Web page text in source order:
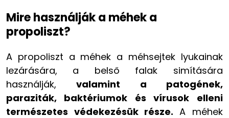
Mire használják a méhek a
propoliszt?
A propoliszt a méhek a méhsejtek lyukainak
lezárására, a belső falak simítására
használják,valamint a patogének,
paraziták, baktériumok és vírusok elleni
természetes védekezésük része.A méhek